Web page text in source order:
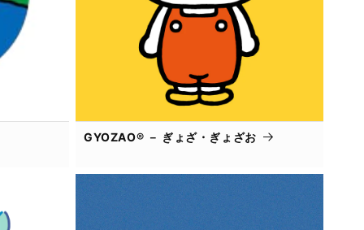
GYOZAO® － ぎょざ・ぎょざお